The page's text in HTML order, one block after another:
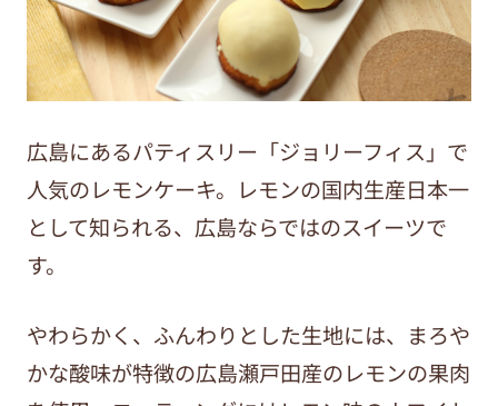
広島にあるパティスリー「ジョリーフィス」で
人気のレモンケーキ。レモンの国内生産日本一
として知られる、広島ならではのスイーツで
す。
やわらかく、ふんわりとした生地には、まろや
かな酸味が特徴の広島瀬戸田産のレモンの果肉